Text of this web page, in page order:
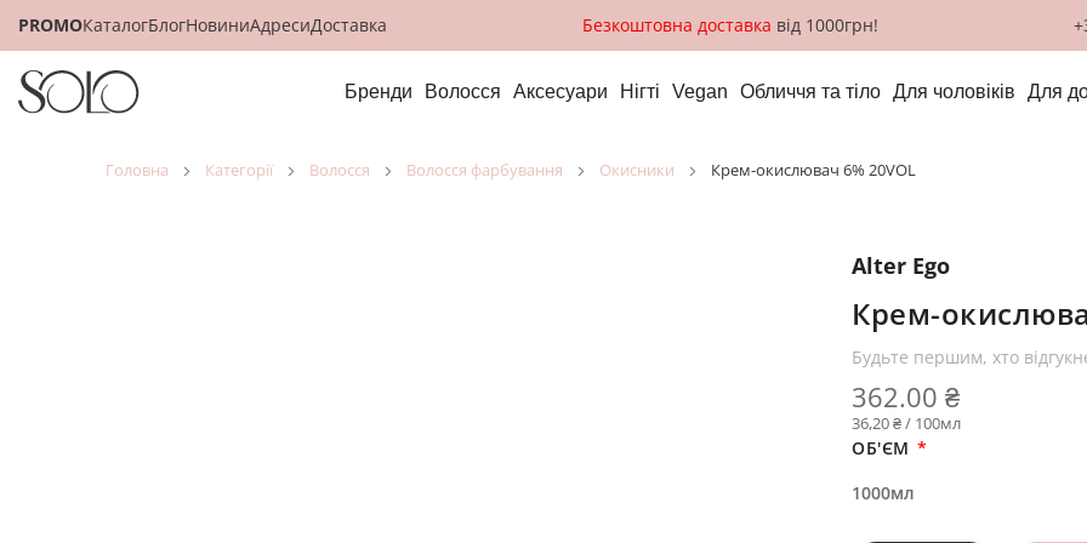
PROMOКаталогБлогНовиниАдресиДоставка Безкоштовна доставка від 1000грн!
Бренди Волосся Аксесуари Нігті Vegan Обличчя та тіло Для чоловіків Для
головна категорії волосся волосся фарбування окисники Крем-окислювач 6% 20VOL
Alter Ego
Крем-
Будьте першим, хто
362.00 ₴
36,20 ₴ / 100мл
ОБ'ЄМ
1000мл